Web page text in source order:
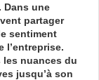
Dans une
partager
sentiment
l’entreprise.
nuances du
jusqu’à son